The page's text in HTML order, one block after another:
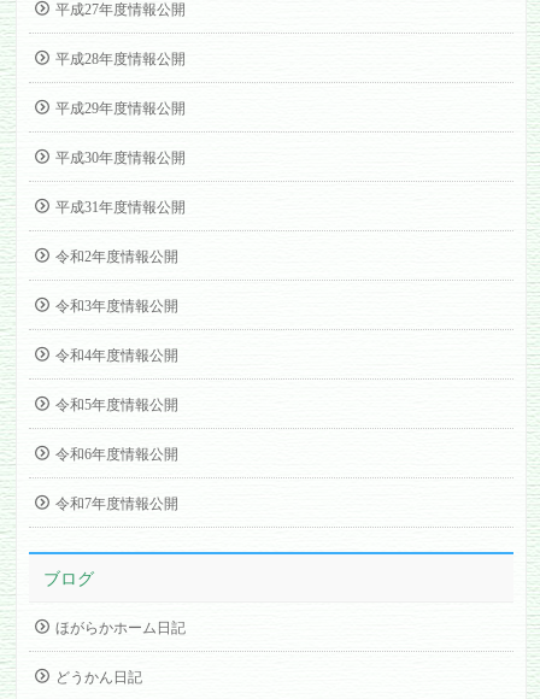
平成27年度情報公開
平成28年度情報公開
平成29年度情報公開
平成30年度情報公開
平成31年度情報公開
令和2年度情報公開
令和3年度情報公開
令和4年度情報公開
令和5年度情報公開
令和6年度情報公開
令和7年度情報公開
ブログ
ほがらかホーム日記
どうかん日記